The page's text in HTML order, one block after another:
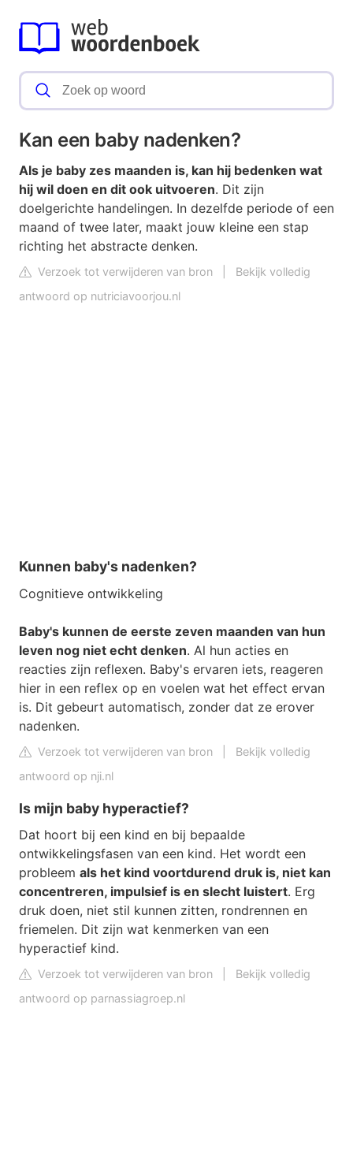
Kan een baby nadenken?
Als je baby zes maanden is, kan hij bedenken wat
hij wil doen en dit ook uitvoeren. Dit zijn
doelgerichte handelingen. In dezelfde periode of een
maand of twee later, maakt jouw kleine een stap
richting het abstracte denken.
Verzoek tot verwijderen van bron
Bekijk volledig
antwoord op nutriciavoorjou.nl
Kunnen baby's nadenken?
Cognitieve ontwikkeling
Baby's kunnen de eerste zeven maanden van hun
leven nog niet echt denken. Al hun acties en
reacties zijn reflexen. Baby's ervaren iets, reageren
hier in een reflex op en voelen wat het effect ervan
is. Dit gebeurt automatisch, zonder dat ze erover
nadenken.
Verzoek tot verwijderen van bron
Bekijk volledig
antwoord op nji.nl
Is mijn baby hyperactief?
Dat hoort bij een kind en bij bepaalde
ontwikkelingsfasen van een kind. Het wordt een
probleem als het kind voortdurend druk is, niet kan
concentreren, impulsief is en slecht luistert. Erg
druk doen, niet stil kunnen zitten, rondrennen en
friemelen. Dit zijn wat kenmerken van een
hyperactief kind.
Verzoek tot verwijderen van bron
Bekijk volledig
antwoord op parnassiagroep.nl